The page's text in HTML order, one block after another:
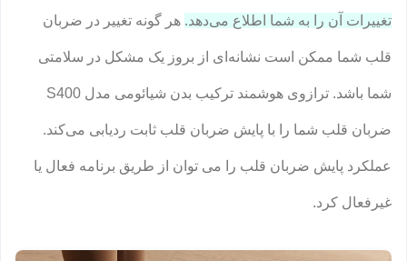
تغییرات آن را به شما اطلاع می‌دهد. هر گونه تغییر در ضربان
قلب شما ممکن است نشانه‌ای از بروز یک مشکل در سلامتی
شما باشد. ترازوی هوشمند ترکیب بدن شیائومی مدل S400
ضربان قلب شما را با پایش ضربان قلب ثابت ردیابی می‌کند.
عملکرد پایش ضربان قلب را می توان از طریق برنامه فعال یا
غیرفعال کرد.